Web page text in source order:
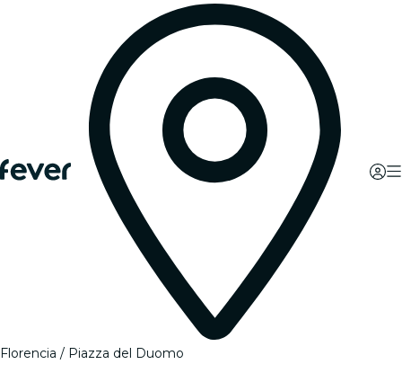
Florencia Piazza del Duomo